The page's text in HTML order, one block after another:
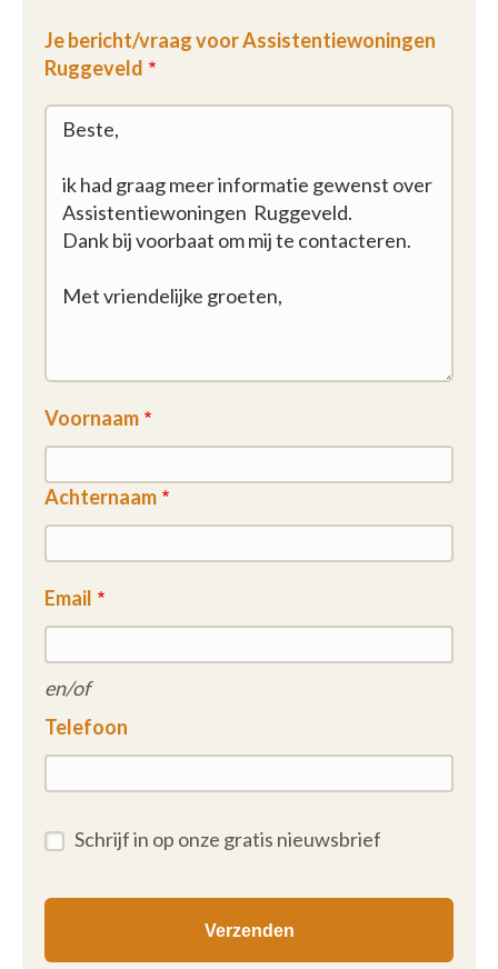
Je bericht/vraag voor Assistentiewoningen
Ruggeveld
Voornaam
Achternaam
Email
en/of
Telefoon
Schrijf in op onze gratis nieuwsbrief